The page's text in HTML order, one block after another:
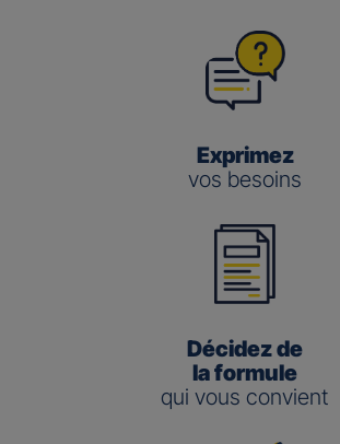
Exprimez
vos besoins
Décidez de
la formule
qui vous convient